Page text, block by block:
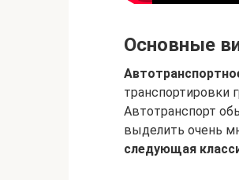
Основные
транспортировки
Автотранспорт
выделить очень
следующая